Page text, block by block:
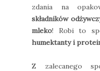
zdania na
składników
mleko! Robi to
humektanty i
Z zalecanego